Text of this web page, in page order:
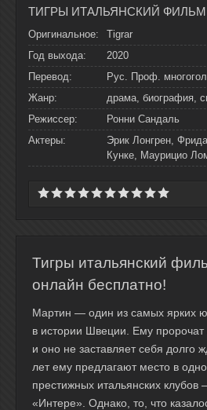
Оригинальное:
Tigrar
Год выхода:
2020
Перевод:
Рус. Проф.
Жанр:
драма, биография,
Режиссер:
Ронни Сандаль
Актеры:
Эрик Лонгрен,
Кунке, Маурицио
Тигры итальянский
онлайн бесплатно!
Мартин — один из самых ярких
в истории Швеции. Ему пророчат
и оно не заставляет себя долго
лет ему предлагают место в
престижных итальянских
«Интере». Однако, то, что